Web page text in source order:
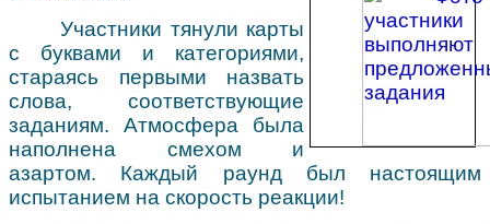
Участники тянули карты
с буквами и категориями,
стараясь первыми назвать
слова, соответствующие
заданиям. Атмосфера была
наполнена смехом и
азартом. Каждый раунд был настоящим
испытанием на скорость реакции!